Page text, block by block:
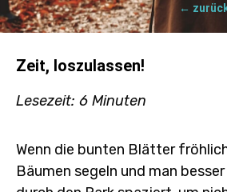
←
Zeit, loszulassen!
Lesezeit: 6 Minuten
Wenn die bunten Blätter
Bäumen segeln und man